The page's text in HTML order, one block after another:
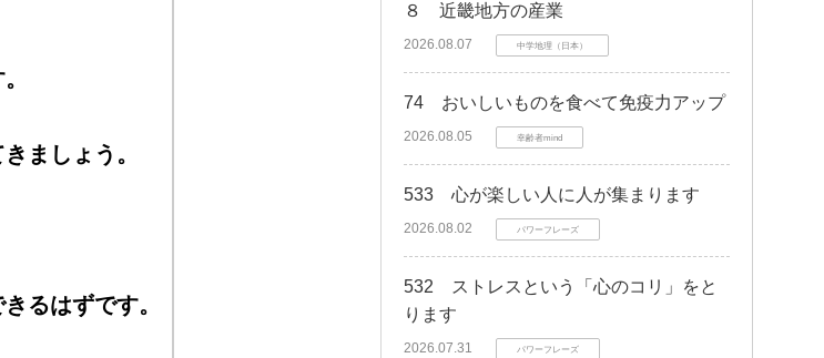
ましょう。
るはずです。
８ 近畿地方の産業
2026.08.07 中学地理（日本）
74 おいしいものを食べて免疫力アップ
2026.08.05 幸齢者mind
533 心が楽しい人に人が集まります
2026.08.02 パワーフレーズ
532 ストレスという「心のコリ」をと
ります
2026.07.31 パワーフレーズ